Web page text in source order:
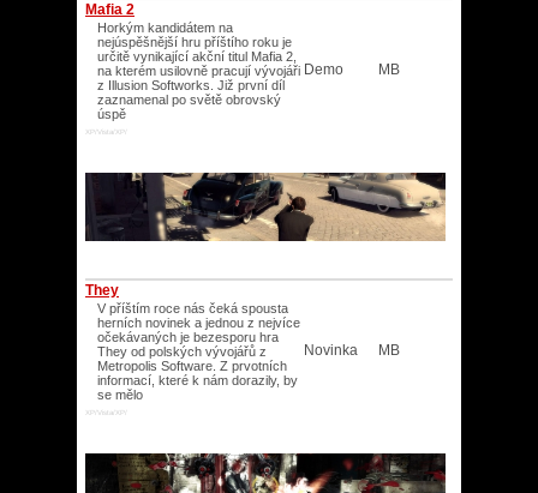
Mafia 2
Horkým kandidátem na
nejúspěšnější hru příštího roku je
určitě vynikající akční titul Mafia 2,
na kterém usilovně pracují vývojáři
z Illusion Softworks. Již první díl
zaznamenal po světě obrovský
úspě
XP/Vista/XP/
Demo MB
They
V příštím roce nás čeká spousta
herních novinek a jednou z nejvíce
očekávaných je bezesporu hra
They od polských vývojářů z
Metropolis Software. Z prvotních
informací, které k nám dorazily, by
se mělo
XP/Vista/XP/
Novinka MB